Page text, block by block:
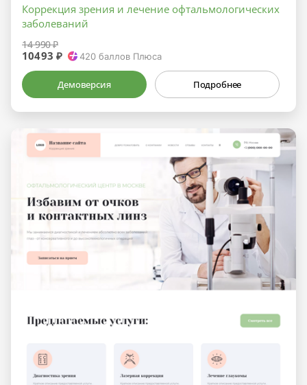
Коррекция зрения и лечение офтальмологических
заболеваний
14 990 ₽
10493 ₽ 420 баллов Плюса
Демоверсия Подробнее